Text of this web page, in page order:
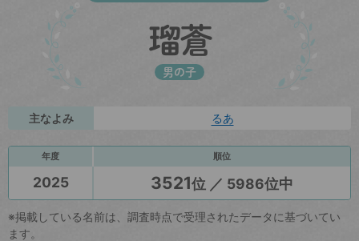
瑠蒼
男の子
主なよみ るあ
年度 順位
2025 3521位 ／ 5986位中
※掲載している名前は、調査時点で受理されたデータに基づいてい
ます。